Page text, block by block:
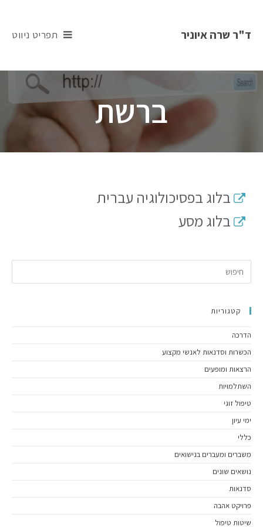
ד"ר שרה איוניר תפריט ניווט
ברשת
בלוג בפסיכולוגיה עברית
בלוג מסע
קטגוריות
הדרכה
הכשרות וסדנאות לאנשי מקצוע
הרצאות ומופעים
השתלמויות
טיפול זוגי
ימי עיון
כללי
משברים ומעברים בנישואים
נושאים שונים
סדנאות
פרויקט אהבה
שיטות טיפול